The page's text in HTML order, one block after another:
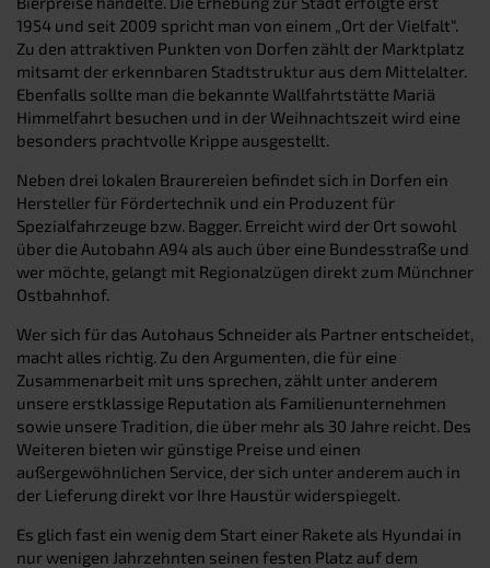
1954 und seit 2009 spricht man von einem „Ort der Vielfalt“.
Zu den attraktiven Punkten von Dorfen zählt der Marktplatz
mitsamt der erkennbaren Stadtstruktur aus dem Mittelalter.
Ebenfalls sollte man die bekannte Wallfahrtstätte Mariä
Himmelfahrt besuchen und in der Weihnachtszeit wird eine
besonders prachtvolle Krippe ausgestellt.
Neben drei lokalen Braurereien befindet sich in Dorfen ein
Hersteller für Fördertechnik und ein Produzent für
Spezialfahrzeuge bzw. Bagger. Erreicht wird der Ort sowohl
über die Autobahn A94 als auch über eine Bundesstraße und
wer möchte, gelangt mit Regionalzügen direkt zum Münchner
Ostbahnhof.
Wer sich für das Autohaus Schneider als Partner entscheidet,
macht alles richtig. Zu den Argumenten, die für eine
Zusammenarbeit mit uns sprechen, zählt unter anderem
unsere erstklassige Reputation als Familienunternehmen
sowie unsere Tradition, die über mehr als 30 Jahre reicht. Des
Weiteren bieten wir günstige Preise und einen
außergewöhnlichen Service, der sich unter anderem auch in
der Lieferung direkt vor Ihre Haustür widerspiegelt.
Es glich fast ein wenig dem Start einer Rakete als Hyundai in
nur wenigen Jahrzehnten seinen festen Platz auf dem